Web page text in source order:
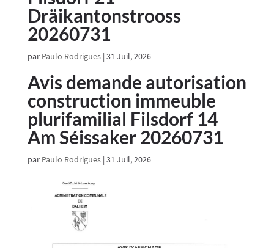
Dräikantonstrooss
20260731
par Paulo Rodrigues| 31 Juil, 2026
Avis demande autorisation
construction immeuble
plurifamilial Filsdorf 14
Am Séissaker 20260731
par Paulo Rodrigues| 31 Juil, 2026